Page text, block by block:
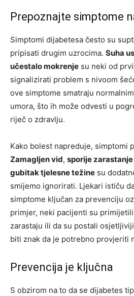
Prepoznajte simptome
Simptomi dijabetesa često su
pripisati drugim uzrocima. Suha
učestalo mokrenje su neki od
signalizirati problem s nivoom
ove simptome smatraju
umora, što ih može odvesti u
riječ o zdravlju.
Kako bolest napreduje, simptomi
Zamagljen vid, sporije zarastanje
gubitak tjelesne težine su
smijemo ignorirati. Ljekari ističu
simptome ključan za prevenciju
primjer, neki pacijenti su
zarastaju ili da su postali
biti znak da je potrebno provjeriti
Prevencija je ključna
S obzirom na to da se dijabetes